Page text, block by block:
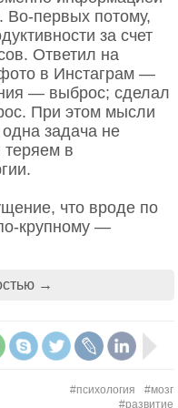
и болезненным.
можно учиться с
что бурный рост
а не
«работающие»,
можно
и
вопросов.
категорий.
в своем
разобраться в
чтобы принять
чувствую по поводу
что оно как-
Во-первых потому,
за счет
Ответил на
в Инстаграм —
— выброс; сделал
При этом мысли
задача не
в
что вроде по
крупному —
→
#психология
#мозг
#развитие